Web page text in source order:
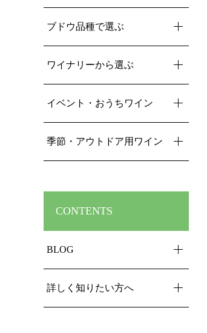
ブドウ品種で選ぶ
ワイナリーから選ぶ
イベント・おうちワイン
季節・アウトドア用ワイン
CONTENTS
BLOG
詳しく知りたい方へ